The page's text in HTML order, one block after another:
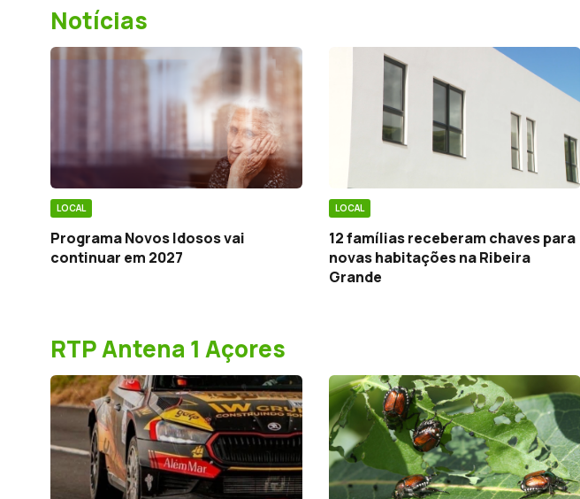
Notícias
LOCAL
Programa Novos Idosos vai
continuar em 2027
LOCAL
12 famílias receberam chaves para
novas habitações na Ribeira
Grande
RTP Antena 1 Açores